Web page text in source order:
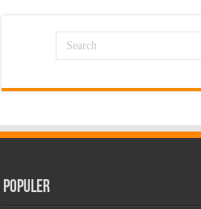
Populer